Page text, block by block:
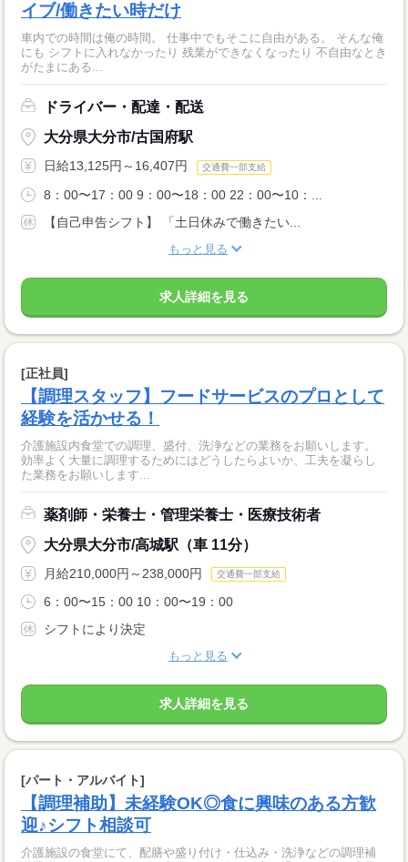
イブ/働きたい時だけ
車内での時間は俺の時間。 仕事中でもそこに自由がある。 そんな俺
にも シフトに入れなかったり 残業ができなくなったり 不自由なとき
がたまにある...
ドライバー・配達・配送
大分県大分市/古国府駅
日給13,125円～16,407円 交通費一部支給
8：00〜17：00 9：00〜18：00 22：00〜10：...
【自己申告シフト】 「土日休みで働きたい...
もっと見る
求人詳細を見る
[正社員]
【調理スタッフ】フードサービスのプロとして
経験を活かせる！
介護施設内食堂での調理、盛付、洗浄などの業務をお願いします。
効率よく大量に調理するためにはどうしたらよいか、工夫を凝らし
た業務をお願いします...
薬剤師・栄養士・管理栄養士・医療技術者
大分県大分市/高城駅（車 11分）
月給210,000円～238,000円 交通費一部支給
6：00〜15：00 10：00〜19：00
シフトにより決定
もっと見る
求人詳細を見る
[パート・アルバイト]
【調理補助】未経験OK◎食に興味のある方歓
迎♪シフト相談可
介護施設の食堂にて、配膳や盛り付け・仕込み・洗浄などの調理補